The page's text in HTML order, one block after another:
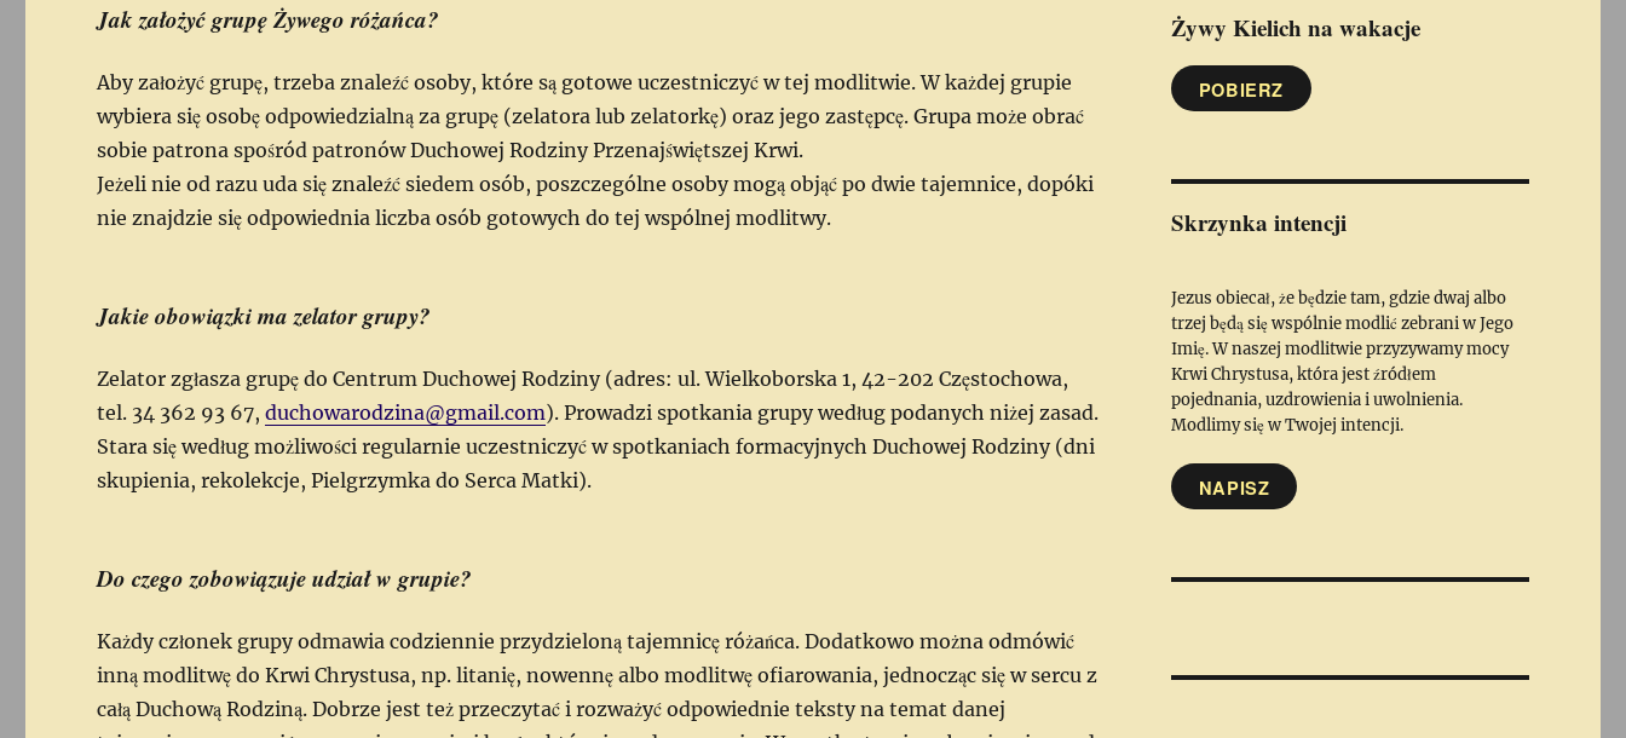
Jak założyć grupę Żywego różańca?
Aby założyć grupę, trzeba znaleźć osoby, które są gotowe uczestniczyć w tej modlitwie. W każdej grupie
wybiera się osobę odpowiedzialną za grupę (zelatora lub zelatorkę) oraz jego zastępcę. Grupa może obrać
sobie patrona spośród patronów Duchowej Rodziny Przenajświętszej Krwi.
Jeżeli nie od razu uda się znaleźć siedem osób, poszczególne osoby mogą objąć po dwie tajemnice, dopóki
nie znajdzie się odpowiednia liczba osób gotowych do tej wspólnej modlitwy.
Jakie obowiązki ma zelator grupy?
Zelator zgłasza grupę do Centrum Duchowej Rodziny (adres: ul. Wielkoborska 1, 42-202 Częstochowa,
tel. 34 362 93 67,duchowarodzina@gmail.com). Prowadzi spotkania grupy według podanych niżej zasad.
Stara się według możliwości regularnie uczestniczyć w spotkaniach formacyjnych Duchowej Rodziny (dni
skupienia, rekolekcje, Pielgrzymka do Serca Matki).
Do czego zobowiązuje udział w grupie?
Każdy członek grupy odmawia codziennie przydzieloną tajemnicę różańca. Dodatkowo można odmówić
inną modlitwę do Krwi Chrystusa, np. litanię, nowennę albo modlitwę ofiarowania, jednocząc się w sercu z
całą Duchową Rodziną. Dobrze jest też przeczytać i rozważyć odpowiednie teksty na temat danej
Żywy Kielich na wakacje
POBIERZ
Skrzynka intencji
Jezus obiecał, że będzie tam, gdzie dwaj albo
trzej będą się wspólnie modlić zebrani w Jego
Imię. W naszej modlitwie przyzywamy mocy
Krwi Chrystusa, która jest źródłem
pojednania, uzdrowienia i uwolnienia.
Modlimy się w Twojej intencji.
NAPISZ